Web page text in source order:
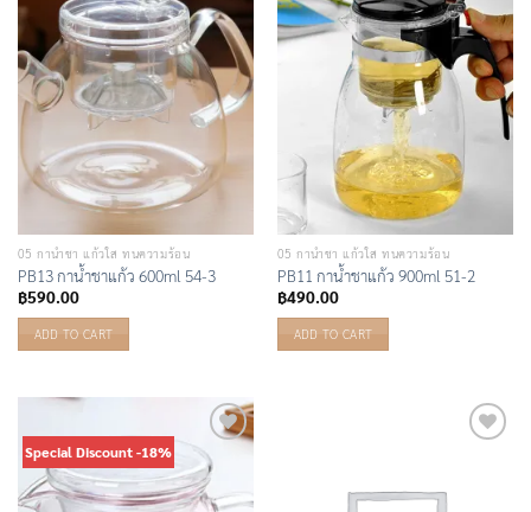
Add to
Wishlist
05 กาน้ำชา แก้วใส ทนความร้อน
PB13 กาน้ำชาแก้ว 600ml 54-3
฿590.00
ADD TO CART
Add to
Wishlist
05 กาน้ำชา แก้วใส ทนความร้อน
PB11 กาน้ำชาแก้ว 900ml 51-2
฿490.00
ADD TO CART
Special Discount -18%
Add to
Wishlist